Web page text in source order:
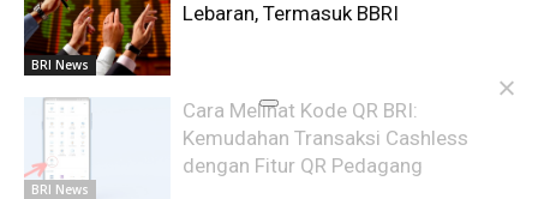
BRI News
Lebaran, Termasuk BBRI
BRI News
Cara Melihat Kode QR BRI:
Kemudahan Transaksi Cashless
dengan Fitur QR Pedagang